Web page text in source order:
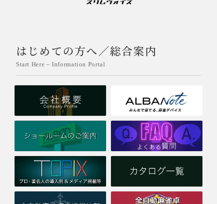
はじめての方へ／総合案内
Start Here – Information Portal